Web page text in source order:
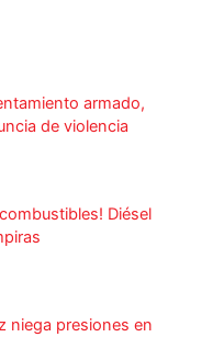
armado,
de violencia
Diésel
niega presiones en